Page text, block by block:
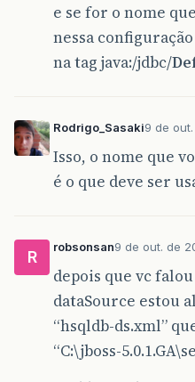
e se for o nome
nessa
na tag java:/jdbc/
Rodrigo_Sasaki9 de
Isso, o nome que
é o que deve ser
R
robsonsan9 de out. de
depois que vc
dataSource estou
“hsqldb-ds.xml”
“C:\jboss-